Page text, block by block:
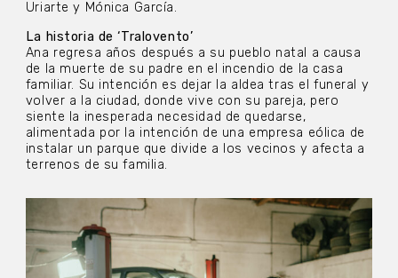
Uriarte y Mónica García.
La historia de ‘Tralovento’
Ana regresa años después a su pueblo natal a causa
de la muerte de su padre en el incendio de la casa
familiar. Su intención es dejar la aldea tras el funeral y
volver a la ciudad, donde vive con su pareja, pero
siente la inesperada necesidad de quedarse,
alimentada por la intención de una empresa eólica de
instalar un parque que divide a los vecinos y afecta a
terrenos de su familia.